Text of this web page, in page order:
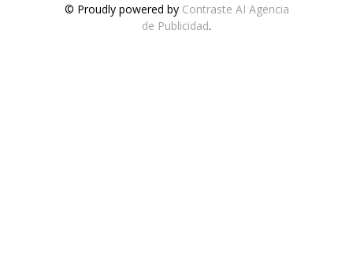
© Proudly powered by Contraste AI Agencia
de Publicidad.